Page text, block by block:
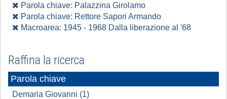
Parola chiave: Palazzina Girolamo
Parola chiave: Rettore Sapori Armando
Macroarea: 1945 - 1968 Dalla liberazione al '68
Raffina la ricerca
Parola chiave
Demaria Giovanni (1)